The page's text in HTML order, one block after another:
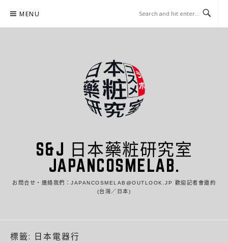
content
MENU
S&J 日本藥粧研究室
JAPANCOSMELAB.
お問合せ・連絡我們：JAPANCOSMELAB@OUTLOOK.JP 歡迎記者會邀約
(台灣／日本)
標籤: 日本電器行